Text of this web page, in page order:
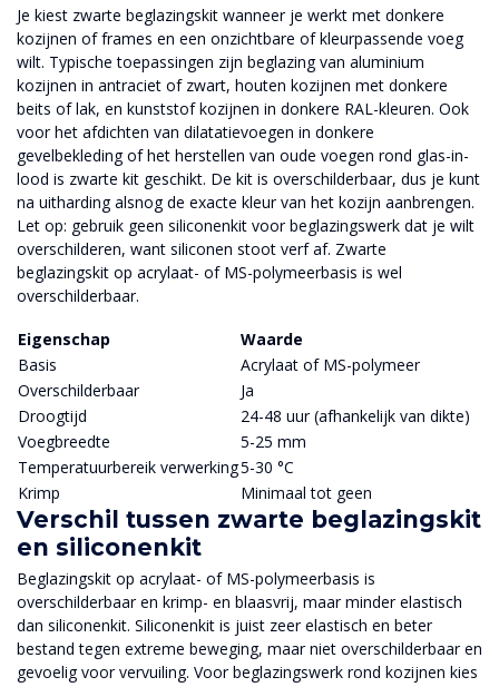
Je kiest zwarte beglazingskit wanneer je werkt met donkere
kozijnen of frames en een onzichtbare of kleurpassende voeg
wilt. Typische toepassingen zijn beglazing van aluminium
kozijnen in antraciet of zwart, houten kozijnen met donkere
beits of lak, en kunststof kozijnen in donkere RAL-kleuren. Ook
voor het afdichten van dilatatievoegen in donkere
gevelbekleding of het herstellen van oude voegen rond glas-in-
lood is zwarte kit geschikt. De kit is overschilderbaar, dus je kunt
na uitharding alsnog de exacte kleur van het kozijn aanbrengen.
Let op: gebruik geen siliconenkit voor beglazingswerk dat je wilt
overschilderen, want siliconen stoot verf af. Zwarte
beglazingskit op acrylaat- of MS-polymeerbasis is wel
overschilderbaar.
Eigenschap
Waarde
Basis
Acrylaat of MS-polymeer
Overschilderbaar
Ja
Droogtijd
24-48 uur (afhankelijk van dikte)
Voegbreedte
5-25 mm
Temperatuurbereik verwerking5-30 °C
Krimp
Minimaal tot geen
Verschil tussen zwarte beglazingskit
en siliconenkit
Beglazingskit op acrylaat- of MS-polymeerbasis is
overschilderbaar en krimp- en blaasvrij, maar minder elastisch
dan siliconenkit. Siliconenkit is juist zeer elastisch en beter
bestand tegen extreme beweging, maar niet overschilderbaar en
gevoelig voor vervuiling. Voor beglazingswerk rond kozijnen kies